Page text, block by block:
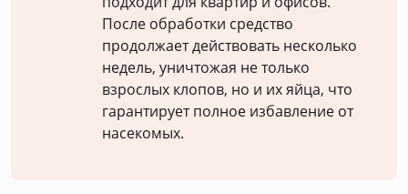
После обработки средство
продолжает действовать несколько
недель, уничтожая не только
взрослых клопов, но и их яйца, что
гарантирует полное избавление от
насекомых.